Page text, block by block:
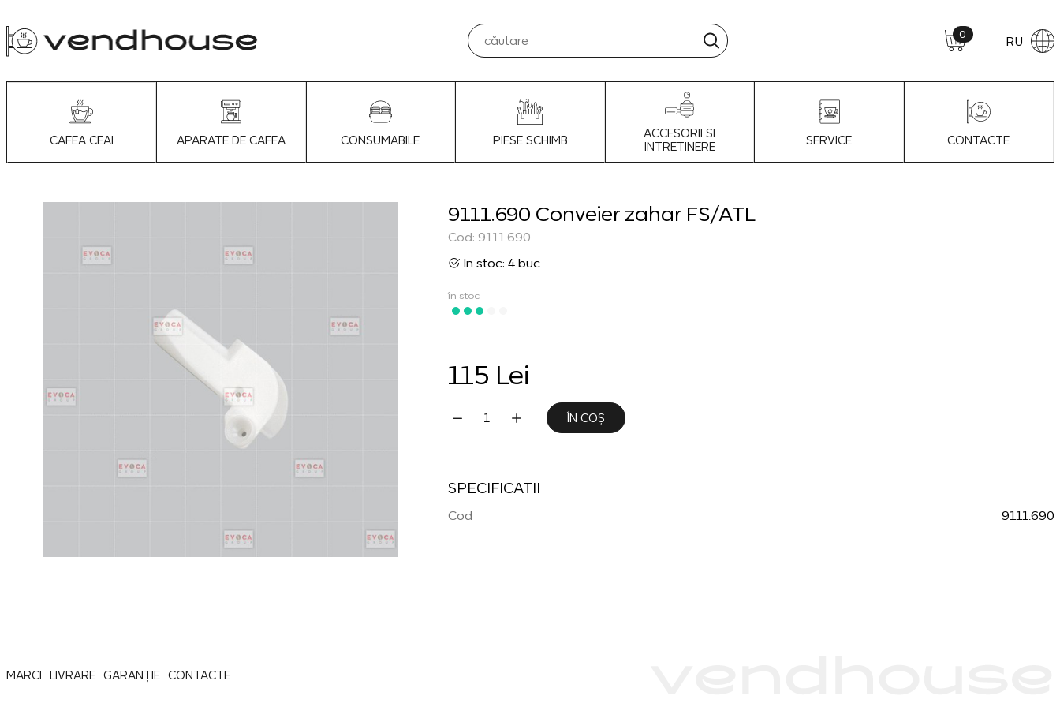
0 RU
CAFEA CEAI APARATE DE CAFEA CONSUMABILE PIESE SCHIMB
ACCESORII SI
INTRETINERE
SERVICE CONTACTE
9111.690 Conveier zahar FS/ATL
Cod: 9111.690
In stoc: 4 buc
în stoc
115 Lei
ÎN COȘ
SPECIFICATII
Cod 9111.690
MARCI LIVRARE GARANȚIE CONTACTE